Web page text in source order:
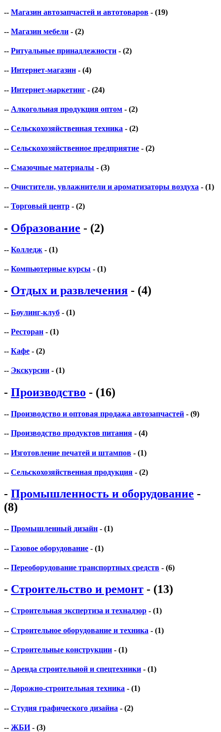
-- Магазин автозапчастей и автотоваров - (19)
-- Магазин мебели - (2)
-- Ритуальные принадлежности - (2)
-- Интернет-магазин - (4)
-- Интернет-маркетинг - (24)
-- Алкогольная продукция оптом - (2)
-- Сельскохозяйственная техника - (2)
-- Сельскохозяйственное предприятие - (2)
-- Смазочные материалы - (3)
-- Очистители, увлажнители и ароматизаторы воздуха - (1)
-- Торговый центр - (2)
- Образование - (2)
-- Колледж - (1)
-- Компьютерные курсы - (1)
- Отдых и развлечения - (4)
-- Боулинг-клуб - (1)
-- Ресторан - (1)
-- Кафе - (2)
-- Экскурсии - (1)
- Производство - (16)
-- Производство и оптовая продажа автозапчастей - (9)
-- Производство продуктов питания - (4)
-- Изготовление печатей и штампов - (1)
-- Сельскохозяйственная продукция - (2)
- Промышленность и оборудование -
(8)
-- Промышленный дизайн - (1)
-- Газовое оборудование - (1)
-- Переоборудование транспортных средств - (6)
- Строительство и ремонт - (13)
-- Строительная экспертиза и технадзор - (1)
-- Строительное оборудование и техника - (1)
-- Строительные конструкции - (1)
-- Аренда строительной и спецтехники - (1)
-- Дорожно-строительная техника - (1)
-- Студия графического дизайна - (2)
-- ЖБИ- (3)